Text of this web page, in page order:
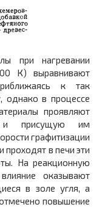
при нагревании
К) выравнивают
к так
однако в процессе
проявляют
и присущую им
графитизации
проходят в печи эти
На реакционную
оказывают
в золе угля, а
повышение